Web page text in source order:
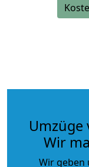
Umzüge
Wir
Wir geben